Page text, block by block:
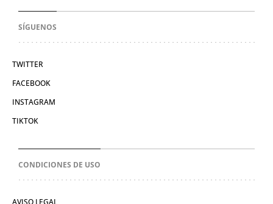
SÍGUENOS
TWITTER
FACEBOOK
INSTAGRAM
TIKTOK
CONDICIONES DE USO
AVISO LEGAL